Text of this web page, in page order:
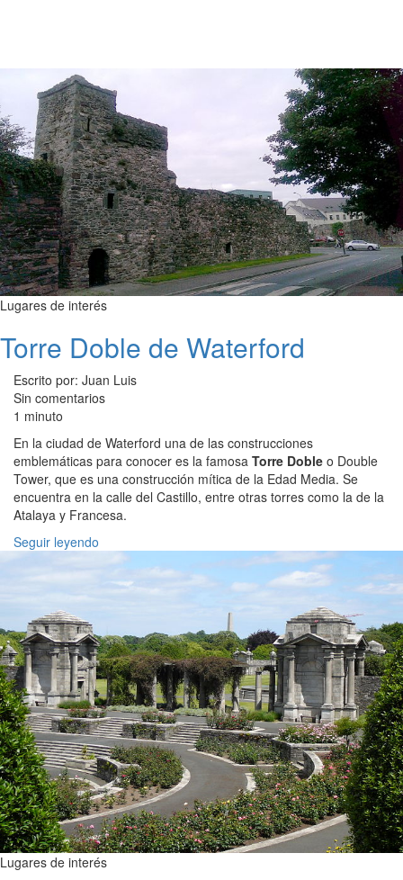
Lugares de interés
Torre Doble de Waterford
Escrito por: Juan Luis
Sin comentarios
1 minuto
En la ciudad de Waterford una de las construcciones
emblemáticas para conocer es la famosa Torre Doble o Double
Tower, que es una construcción mítica de la Edad Media. Se
encuentra en la calle del Castillo, entre otras torres como la de la
Atalaya y Francesa.
Seguir leyendo
Lugares de interés